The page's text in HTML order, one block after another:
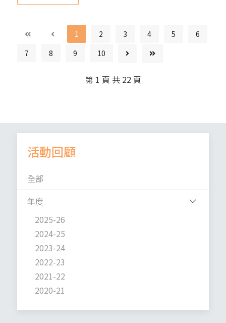
1 2 3 4 5
6
7
8 9 10
第 1 頁 共 22 頁
活動回顧
全部
年度
2025-26
2024-25
2023-24
2022-23
2021-22
2020-21